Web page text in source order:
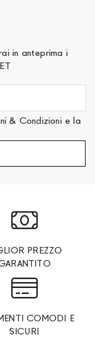
in anteprima i
& Condizioni e la
PREZZO
COMODI E
SICURI